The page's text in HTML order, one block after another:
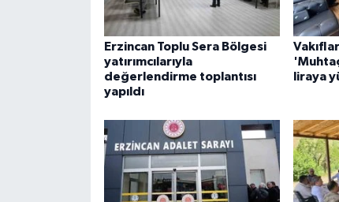
Erzincan Toplu Sera Bölgesi
yatırımcılarıyla
değerlendirme toplantısı
yapıldı
liraya